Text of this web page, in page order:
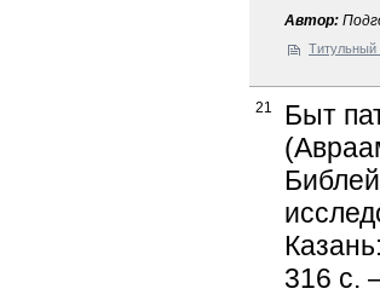
Автор:
Титульный
21
Быт
316 с.